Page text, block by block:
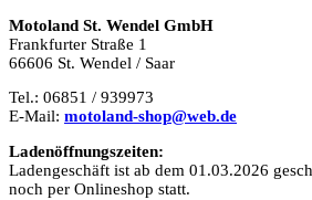
Motoland St. Wendel GmbH
Frankfurter Straße 1
66606 St. Wendel / Saar
Tel.: 06851 / 939973
E-Mail: motoland-shop@web.de
Ladenöffnungszeiten:
Ladengeschäft ist ab dem 01.03.2026
noch per Onlineshop statt.